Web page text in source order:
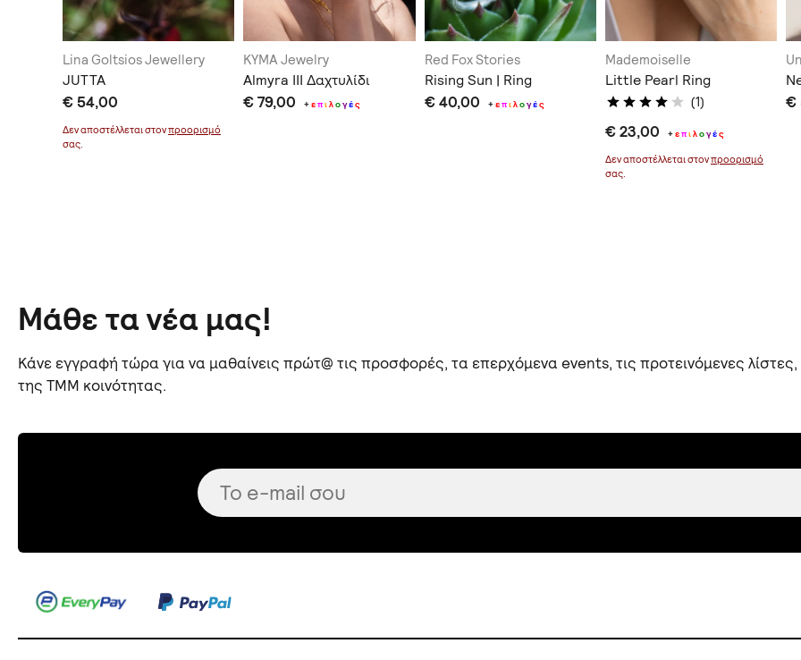
Lina Goltsios Jewellery
JUTTA
€ 54,00
Δεν αποστέλλεται στονπροορισμό
σας.
KYMA Jewelry
Almyra III Δαχτυλίδι
€ 79,00 +επιλογές
Red Fox Stories
Rising Sun | Ring
€ 40,00 +επιλογές
Mademoiselle
Little Pearl Ring
(1)
€ 23,00 +επιλογές
Δεν αποστέλλεται στονπροορισμό
σας.
€
Μάθε τα νέα μας!
Κάνε εγγραφή τώρα για να μαθαίνεις πρώτ@ τις προσφορές, τα επερχόμενα events, τις προτεινόμενες
της TMM κοινότητας.